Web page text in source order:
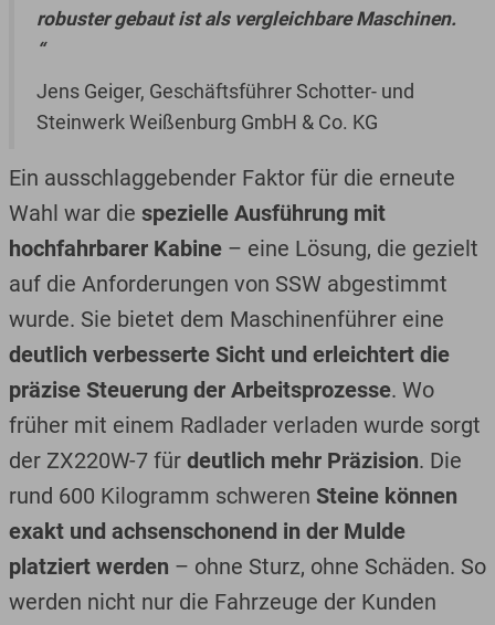
robuster gebaut ist als vergleichbare Maschinen.
“
Jens Geiger, Geschäftsführer Schotter- und
Steinwerk Weißenburg GmbH & Co. KG
Ein ausschlaggebender Faktor für die erneute
Wahl war die spezielle Ausführung mit
hochfahrbarer Kabine– eine Lösung, die gezielt
auf die Anforderungen von SSW abgestimmt
wurde. Sie bietet dem Maschinenführer eine
deutlich verbesserte Sicht und erleichtert die
präzise Steuerung der Arbeitsprozesse. Wo
früher mit einem Radlader verladen wurde sorgt
der ZX220W-7 für deutlich mehr Präzision. Die
rund 600 Kilogramm schweren Steine können
exakt und achsenschonend in der Mulde
platziert werden – ohne Sturz, ohne Schäden. So
werden nicht nur die Fahrzeuge der Kunden